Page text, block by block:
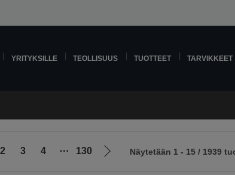
YRITYKSILLE TEOLLISUUS TUOTTEET TARVIKKEET
2 3 4 ⋯ 130
Siirry
Näytetään 1 - 15 / 1939